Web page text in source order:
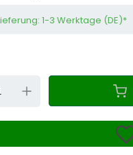
1-3 Werktage (DE)*